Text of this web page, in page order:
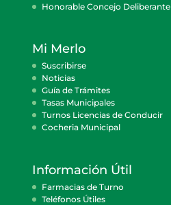
Honorable Concejo Deliberante
Mi Merlo
Suscribirse
Noticias
Guía de Trámites
Tasas Municipales
Turnos Licencias de Conducir
Cocheria Municipal
Información Útil
Farmacias de Turno
Teléfonos Útiles